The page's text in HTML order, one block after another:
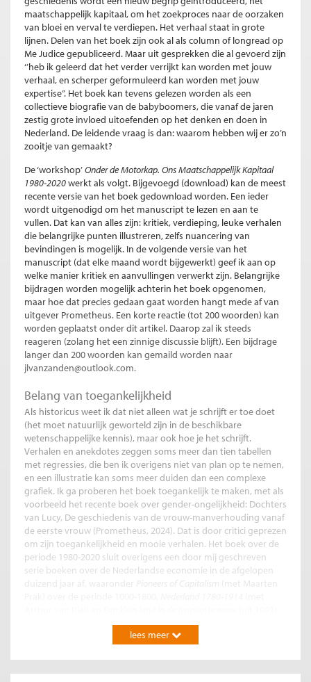
maatschappelijk kapitaal, om het zoekproces naar de oorzaken
van bloei en verval te verdiepen. Het verhaal staat in grote
lijnen. Delen van het boek zijn ook al als column of longread op
Me Judice gepubliceerd. Maar uit gesprekken die al gevoerd zijn
‘’heb ik geleerd dat het verder verrijkt kan worden met jouw
verhaal, en scherper geformuleerd kan worden met jouw
expertise’’. Het boek kan tevens gelezen worden als een
collectieve biografie van de babyboomers, die vanaf de jaren
zestig grote invloed uitoefenden op het denken en doen in
Nederland. De leidende vraag is dan: waarom hebben wij er zo’n
zooitje van gemaakt?
De ‘workshop’Onder de Motorkap. Ons Maatschappelijk Kapitaal
1980-2020werkt als volgt. Bijgevoegd (download) kan de meest
recente versie van het boek gedownload worden. Een ieder
wordt uitgenodigd om het manuscript te lezen en aan te
vullen. Dat kan van alles zijn: kritiek, verdieping, leuke verhalen
die belangrijke punten illustreren, zelfs nuancering van
bevindingen is mogelijk. In de volgende versie van het
manuscript (dat elke maand wordt bijgewerkt) geef ik aan op
welke manier kritiek en aanvullingen verwerkt zijn. Belangrijke
bijdragen worden mogelijk achterin het boek opgenomen,
maar hoe dat precies gedaan gaat worden hangt mede af van
uitgever Prometheus. Een korte reactie (tot 200 woorden) kan
worden geplaatst onder dit artikel. Daarop zal ik steeds
reageren (zolang het een zinnige discussie blijft). Een bijdrage
langer dan 200 woorden kan gemaild worden naar
jlvanzanden@outlook.com.
Belang van toegankelijkheid
Als historicus weet ik dat niet alleen wat je schrijft er toe doet
(het moet natuurlijk geworteld zijn in de beschikbare
wetenschappelijke kennis), maar ook hoe je het schrijft.
Verhalen en anekdotes zeggen soms meer dan tien tabellen
met regressies, die ben ik overigens niet van plan op te nemen,
en een illustratie kan soms meer duiden dan een complexe
grafiek. Ik ga proberen het boek toegankelijk te maken, met als
voorbeeld het recente boek over gender-ongelijkheid: Dochters
van Lucy, De geschiedenis van de vrouw-manverhouding vanaf
de eerste vrouw (Prometheus, 2024). Dat is door critici geprezen
om zijn toegankelijkheid en mooie verhalen. Het boek over de
periode 1980-2020 sluit overigens een door mij geschreven
serie boeken over de Nederlandse economie in de afgelopen
(met Maarten
Een nog niet uitgewerkt slothoofdstuk gaat ook over de
gevolgen van deze diagnose voor beleid, voor ons ideologisch
denken over staat en markt en hoe daar in de post-liberale
wereld die we nu betreden mee om te gaan. Dat zijn grote
lees meer